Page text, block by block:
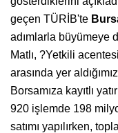
geçen TÜRİB'te
adımlarla büyümeye
Matlı, ?Yetkili
arasında yer
Borsamıza kayıtlı
920 işlemde 198
satımı yapılırken,